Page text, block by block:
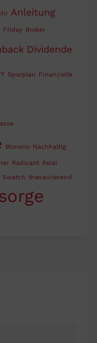
Anleitung
Friday Broker
Dividende
Sparplan Finanzielle
Monerio Nachhaltig
Radicant Relai
Swatch thesaurierend